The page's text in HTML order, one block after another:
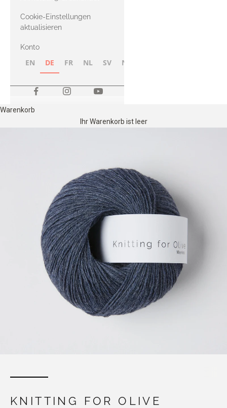
Cookie-Einstellungen
aktualisieren
Konto
EN DE FR NL SV NB
Warenkorb
Ihr Warenkorb ist leer
KNITTING FOR OLIVE